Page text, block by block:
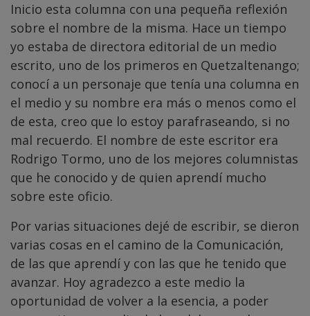
Inicio esta columna con una pequeña reflexión
sobre el nombre de la misma. Hace un tiempo
yo estaba de directora editorial de un medio
escrito, uno de los primeros en Quetzaltenango;
conocí a un personaje que tenía una columna en
el medio y su nombre era más o menos como el
de esta, creo que lo estoy parafraseando, si no
mal recuerdo. El nombre de este escritor era
Rodrigo Tormo, uno de los mejores columnistas
que he conocido y de quien aprendí mucho
sobre este oficio.
Por varias situaciones dejé de escribir, se dieron
varias cosas en el camino de la Comunicación,
de las que aprendí y con las que he tenido que
avanzar. Hoy agradezco a este medio la
oportunidad de volver a la esencia, a poder